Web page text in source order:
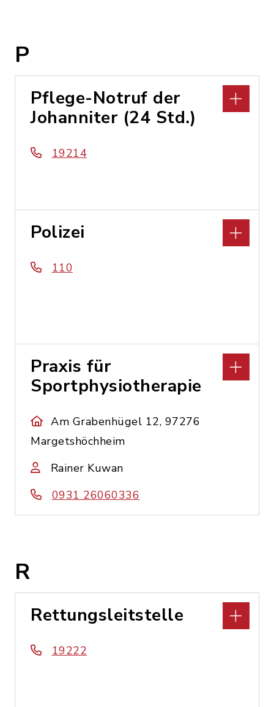
P
Pflege-Notruf der
Johanniter (24 Std.)
19214
Polizei
110
Praxis für
Sportphysiotherapie
Am Grabenhügel 12, 97276
Margetshöchheim
Rainer Kuwan
0931 26060336
R
Rettungsleitstelle
19222